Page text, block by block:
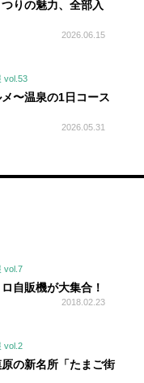
りの魅力、全部入
2026.06.15
vol.53
〜温泉の1日コース
2026.05.31
vol.7
自販機が大集合！
2018.02.23
vol.2
の新名所「たまご街